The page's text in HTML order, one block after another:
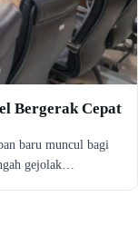
Bergerak Cepat
baru muncul bagi
gejolak…